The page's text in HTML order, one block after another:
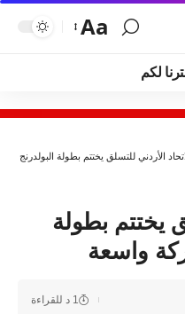
Aa
لكم
الأردني للتسلق يختتم بطولة البولدرنج
يختتم بطولة
واسعة
1 د للقراءة